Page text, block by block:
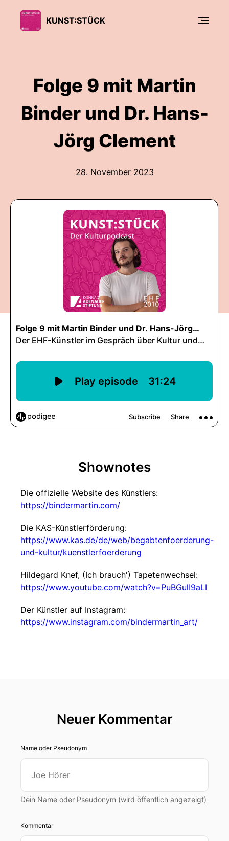
KUNST:STÜCK
Folge 9 mit Martin
Binder und Dr. Hans-
Jörg Clement
28. November 2023
Shownotes
Die offizielle Website des Künstlers:
https://bindermartin.com/
Die KAS-Künstlerförderung:
https://www.kas.de/de/web/begabtenfoerderung-
und-kultur/kuenstlerfoerderung
Hildegard Knef, (Ich brauch') Tapetenwechsel:
https://www.youtube.com/watch?v=PuBGulI9aLI
Der Künstler auf Instagram:
https://www.instagram.com/bindermartin_art/
Neuer Kommentar
Name oder Pseudonym
Dein Name oder Pseudonym (wird öffentlich angezeigt)
Kommentar